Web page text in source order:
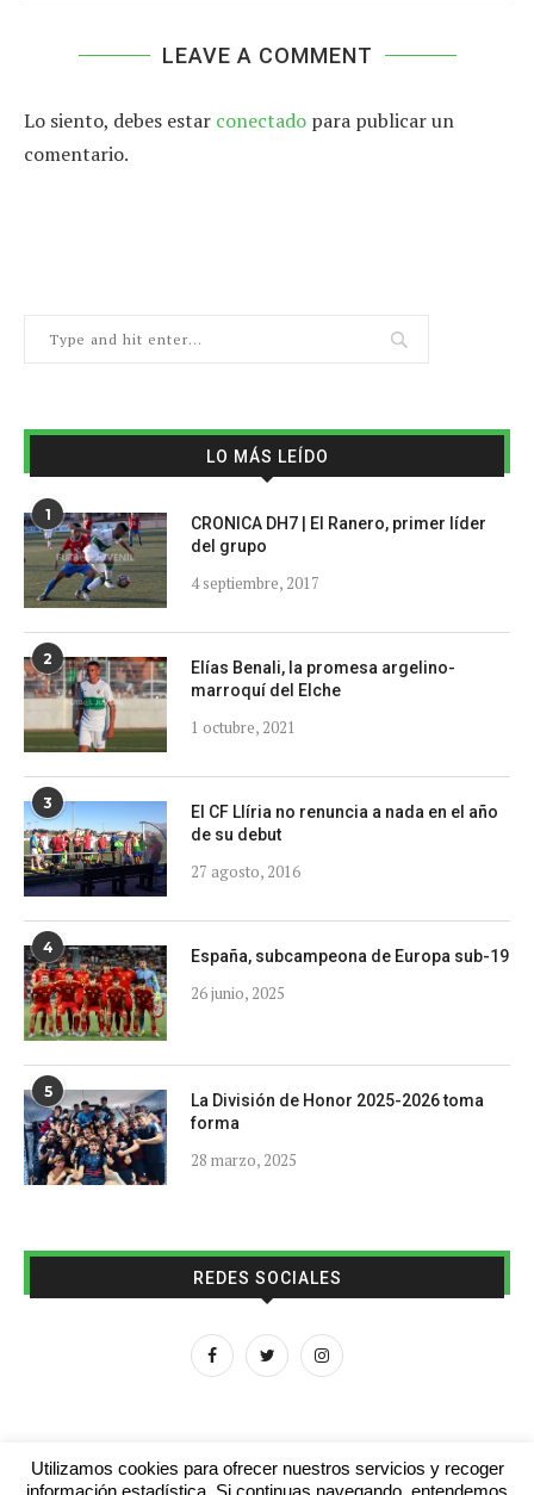
LEAVE A COMMENT
Lo siento, debes estar conectado para publicar un
comentario.
LO MÁS LEÍDO
1
CRONICA DH7 | El Ranero, primer líder
del grupo
4 septiembre, 2017
2
Elías Benali, la promesa argelino-
marroquí del Elche
1 octubre, 2021
3
El CF Llíria no renuncia a nada en el año
de su debut
27 agosto, 2016
4 España, subcampeona de Europa sub-19
26 junio, 2025
5
La División de Honor 2025-2026 toma
forma
28 marzo, 2025
REDES SOCIALES
Utilizamos cookies para ofrecer nuestros servicios y recoger
información estadística. Si continuas navegando, entendemos